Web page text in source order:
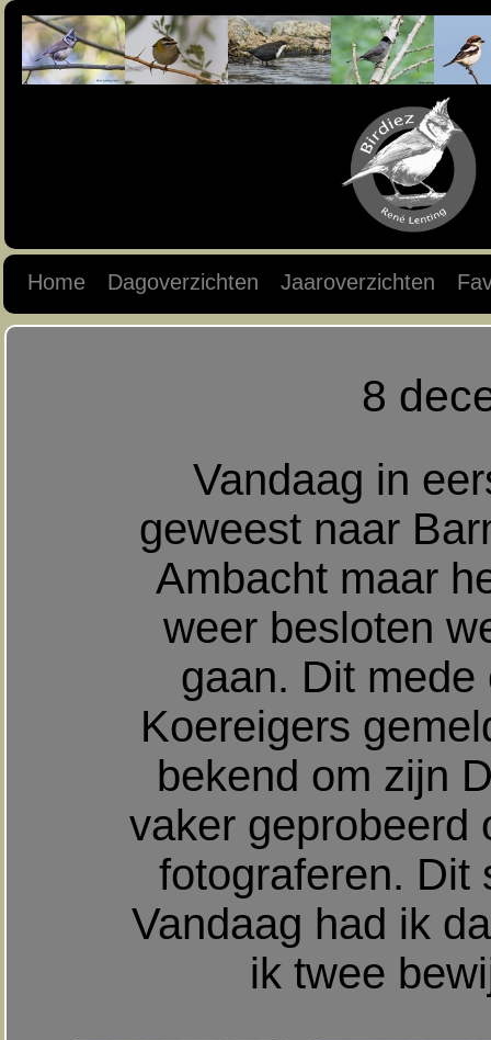
Home Dagoverzichten Jaaroverzichten
8
Vandaag in
geweest naar
Ambacht maar
weer besloten
gaan. Dit
Koereigers
bekend om zijn
vaker geprobeerd
fotograferen. Dit
Vandaag had ik
ik twee